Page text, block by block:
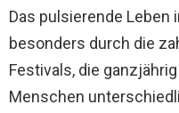
Das pulsierende Leben
besonders durch die
Festivals, die
Menschen